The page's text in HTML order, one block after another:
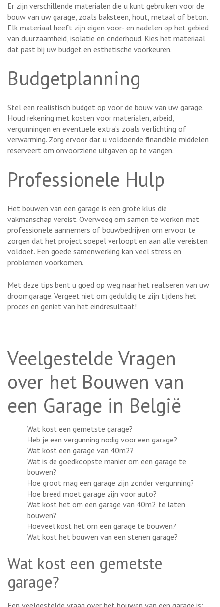
Er zijn verschillende materialen die u kunt gebruiken voor de
bouw van uw garage, zoals baksteen, hout, metaal of beton.
Elk materiaal heeft zijn eigen voor- en nadelen op het gebied
van duurzaamheid, isolatie en onderhoud. Kies het materiaal
dat past bij uw budget en esthetische voorkeuren.
Budgetplanning
Stel een realistisch budget op voor de bouw van uw garage.
Houd rekening met kosten voor materialen, arbeid,
vergunningen en eventuele extra’s zoals verlichting of
verwarming. Zorg ervoor dat u voldoende financiële middelen
reserveert om onvoorziene uitgaven op te vangen.
Professionele Hulp
Het bouwen van een garage is een grote klus die
vakmanschap vereist. Overweeg om samen te werken met
professionele aannemers of bouwbedrijven om ervoor te
zorgen dat het project soepel verloopt en aan alle vereisten
voldoet. Een goede samenwerking kan veel stress en
problemen voorkomen.
Met deze tips bent u goed op weg naar het realiseren van uw
droomgarage. Vergeet niet om geduldig te zijn tijdens het
proces en geniet van het eindresultaat!
Veelgestelde Vragen
over het Bouwen van
een Garage in België
Wat kost een gemetste garage?
Heb je een vergunning nodig voor een garage?
Wat kost een garage van 40m2?
Wat is de goedkoopste manier om een garage te
bouwen?
Hoe groot mag een garage zijn zonder vergunning?
Hoe breed moet garage zijn voor auto?
Wat kost het om een garage van 40m2 te laten
bouwen?
Hoeveel kost het om een garage te bouwen?
Wat kost het bouwen van een stenen garage?
Wat kost een gemetste
garage?
Een veelgestelde vraag over het bouwen van een garage is: